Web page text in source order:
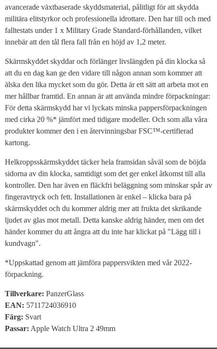
avancerade växtbaserade skyddsmaterial, pålitligt för att skydda
militära elitstyrkor och professionella idrottare. Den har till och med
falltestats under 1 x Military Grade Standard-förhållanden, vilket
innebär att den tål flera fall från en höjd av 1,2 meter.
Skärmskyddet skyddar och förlänger livslängden på din klocka så
att du en dag kan ge den vidare till någon annan som kommer att
älska den lika mycket som du gör. Detta är ett sätt att arbeta mot en
mer hållbar framtid. En annan är att använda mindre förpackningar:
För detta skärmskydd har vi lyckats minska pappersförpackningen
med cirka 20 %* jämfört med tidigare modeller. Och som alla våra
produkter kommer den i en återvinningsbar FSC™-certifierad
kartong.
Helkroppsskärmskyddet täcker hela framsidan såväl som de böjda
sidorna av din klocka, samtidigt som det ger enkel åtkomst till alla
kontroller. Den har även en fläckfri beläggning som minskar spår av
fingeravtryck och fett. Installationen är enkel – klicka bara på
skärmskyddet och du kommer aldrig mer att frukta det skrikande
ljudet av glas mot metall. Detta kanske aldrig händer, men om det
händer kommer du att ångra att du inte har klickat på "Lägg till i
kundvagn".
*Uppskattad genom att jämföra pappersvikten med vår 2022-
förpackning.
Tillverkare: PanzerGlass
EAN: 5711724036910
Färg: Svart
Passar: Apple Watch Ultra 2 49mm